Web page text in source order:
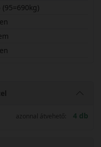
(95=690kg)
azonnal átvehető: 4 db